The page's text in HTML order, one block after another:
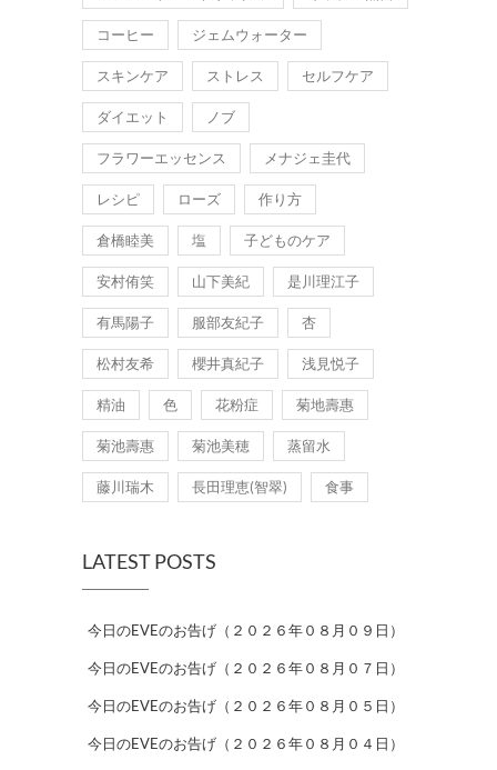
コーヒー ジェムウォーター
スキンケア ストレス セルフケア
ダイエット ノブ
フラワーエッセンス メナジェ圭代
レシピ ローズ 作り方
倉橋睦美 塩 子どものケア
安村侑笑 山下美紀 是川理江子
有馬陽子 服部友紀子 杏
松村友希 櫻井真紀子 浅見悦子
精油 色 花粉症 菊地壽惠
菊池壽惠 菊池美穂 蒸留水
藤川瑞木 長田理恵(智翠) 食事
LATEST POSTS
今日のEVEのお告げ（２０２６年０８月０９日）
今日のEVEのお告げ（２０２６年０８月０７日）
今日のEVEのお告げ（２０２６年０８月０５日）
今日のEVEのお告げ（２０２６年０８月０４日）